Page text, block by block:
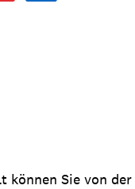
können Sie von